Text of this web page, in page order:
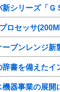
シリーズ「Ｇ
ロセッサ
ブンレンジ新
書を備えたイ
機器事業の展開